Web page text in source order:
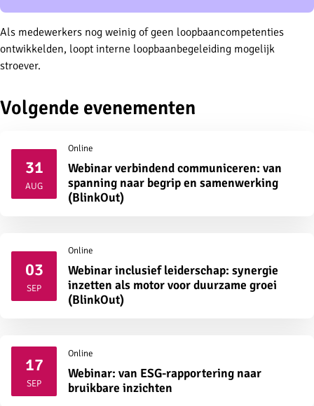
Als medewerkers nog weinig of geen loopbaancompetenties
ontwikkelden, loopt interne loopbaanbegeleiding mogelijk
stroever.
Volgende evenementen
31
AUG2026
Online
Webinar verbindend communiceren: van
spanning naar begrip en samenwerking
(BlinkOut)
03
SEP2026
Online
Webinar inclusief leiderschap: synergie
inzetten als motor voor duurzame groei
(BlinkOut)
17
SEP2026
Online
Webinar: van ESG-rapportering naar
bruikbare inzichten